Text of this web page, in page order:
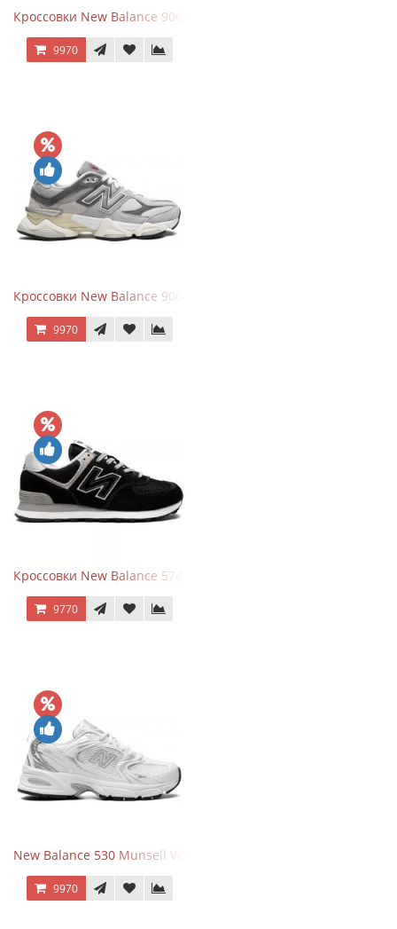
Кроссовки New Balance 9060 Mushroom
9970
Кроссовки New Balance 9060 Rain Cloud Grey
9970
Кроссовки New Balance 574 Evergreen Black
9770
New Balance 530 Munsell White Silver
9970